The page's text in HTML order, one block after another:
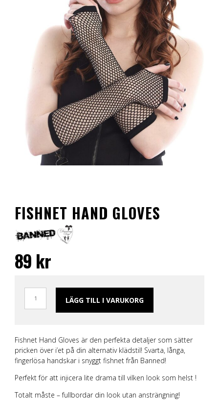
FISHNET HAND GLOVES
89 kr
LÄGG TILL I VARUKORG
Fishnet Hand Gloves är den perfekta detaljer som sätter
pricken över i’et på din alternativ klädstil! Svarta, långa,
fingerlösa handskar i snyggt fishnet från Banned!
Perfekt för att injicera lite drama till vilken look som helst !
Totalt måste – fullbordar din look utan ansträngning!